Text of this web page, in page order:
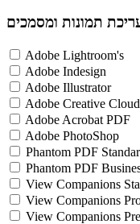
תמונות ומסמכים
Adobe Lightroom's
Adobe Indesign
Adobe Illustrator
Adobe Creative Cloud
Adobe Acrobat PDF
Adobe PhotoShop
Phantom PDF
Phantom PDF
View Companions
View Companions
View Companions